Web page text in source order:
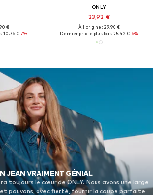
€
:10,76 €-7%
ONLY
23,92 €
À l'origine : 29,90 €
Dernier prix le plus bas :25,42 €-6%
JEAN VRAIMENT GÉNIAL
toujours le cœur de ONLY. Nous avons une large
pouvons, avec fierté, fournir la coupe parfaite